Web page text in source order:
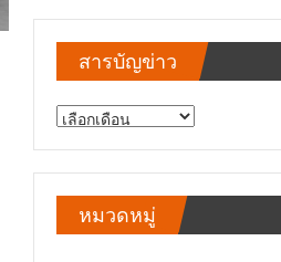
สารบัญข่าว
สารบัญ
หมวดหมู่